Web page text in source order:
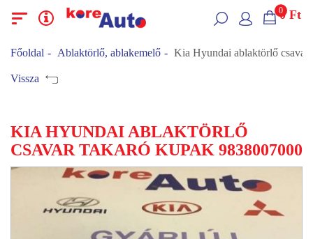
Kategóriák
Menü 00Ft
Főoldal Ablaktörlő, ablakemelő Kia Hyundai ablaktörlő csavar
Vissza
KIA HYUNDAI ABLAKTÖRLŐ
CSAVAR TAKARÓ KUPAK 9838007000